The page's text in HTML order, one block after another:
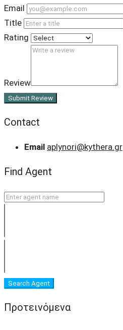
Email
Title
Rating
Review
Submit Review
Contact
Email aplynori@kythera.gr
Find Agent
Search Agent
Προτεινόμενα